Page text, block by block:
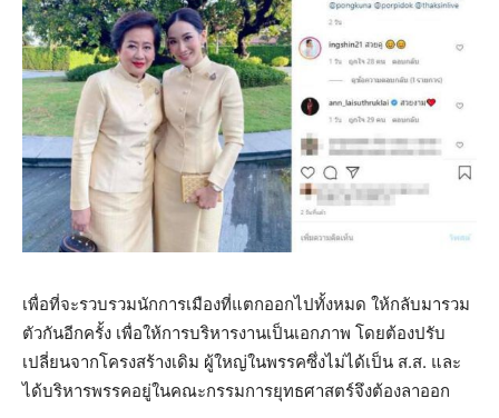
เพื่อที่จะรวบรวมนักการเมืองที่แตกออกไปทั้งหมด ให้กลับมารวม
ตัวกันอีกครั้ง เพื่อให้การบริหารงานเป็นเอกภาพ โดยต้องปรับ
เปลี่ยนจากโครงสร้างเดิม ผู้ใหญ่ในพรรคซึ่งไม่ได้เป็น ส.ส. และ
ได้บริหารพรรคอยู่ในคณะกรรมการยุทธศาสตร์จึงต้องลาออก